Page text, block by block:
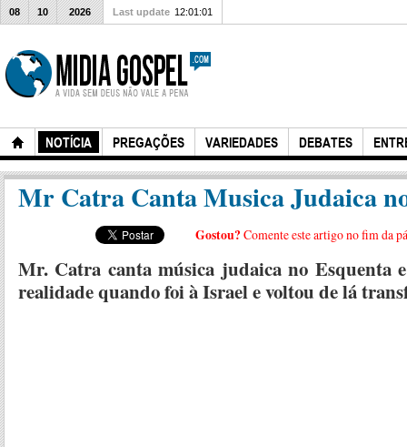
NOTÍCIA PREGAÇÕES VARIEDADES DEBATES
08 10 2026 Last update 12:01:01
Mr Catra Canta Musica Judaica
Gostou? Comente este artigo no fim da
Mr. Catra canta música judaica no Esquenta
realidade quando foi à Israel e voltou de lá